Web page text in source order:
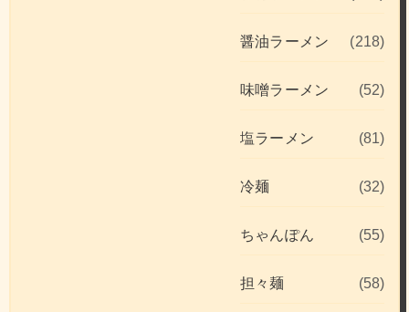
醤油ラーメン (218)
味噌ラーメン (52)
塩ラーメン (81)
冷麺 (32)
ちゃんぽん (55)
担々麺 (58)